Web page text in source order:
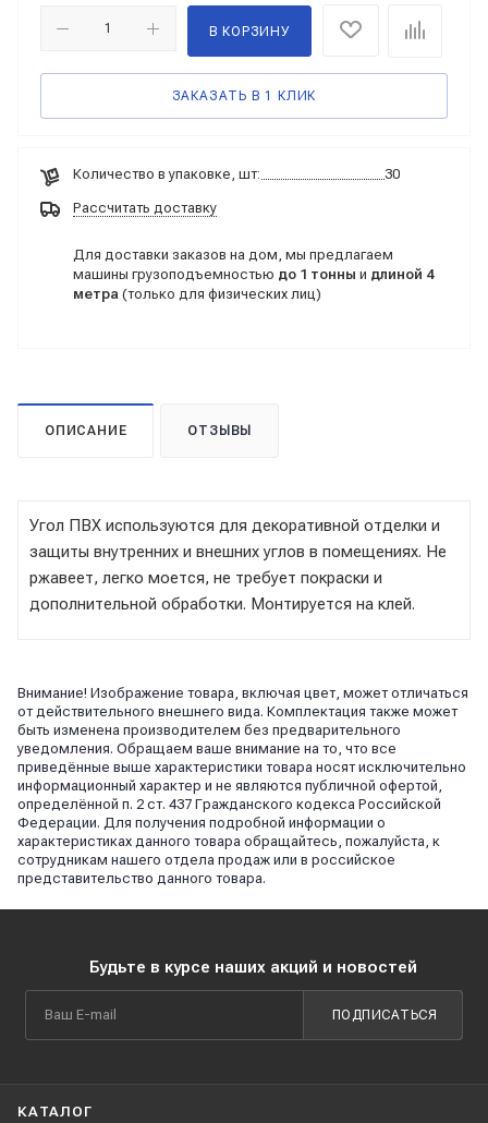
В КОРЗИНУ
ЗАКАЗАТЬ В 1 КЛИК
Количество в упаковке, шт: 30
Рассчитать доставку
Для доставки заказов на дом, мы предлагаем
машины грузоподъемностью до 1 тонны и длиной 4
метра (только для физических лиц)
ОПИСАНИЕ ОТЗЫВЫ
Угол ПВХ используются для декоративной отделки и
защиты внутренних и внешних углов в помещениях. Не
ржавеет, легко моется, не требует покраски и
дополнительной обработки. Монтируется на клей.
Внимание! Изображение товара, включая цвет, может отличаться
от действительного внешнего вида. Комплектация также может
быть изменена производителем без предварительного
уведомления. Обращаем ваше внимание на то, что все
приведённые выше характеристики товара носят исключительно
информационный характер и не являются публичной офертой,
определённой п. 2 ст. 437 Гражданского кодекса Российской
Федерации. Для получения подробной информации о
характеристиках данного товара обращайтесь, пожалуйста, к
сотрудникам нашего отдела продаж или в российское
представительство данного товара.
Будьте в курсе наших акций и новостей
ПОДПИСАТЬСЯ
КАТАЛОГ